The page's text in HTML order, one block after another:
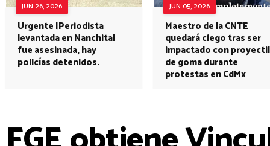
JUN 26, 2026
Urgente |Periodista
levantada en Nanchital
fue asesinada, hay
policías detenidos.
JUN 05, 2026
Maestro de la CNTE
quedará ciego tras ser
impactado con proyectil
de goma durante
protestas en CdMx